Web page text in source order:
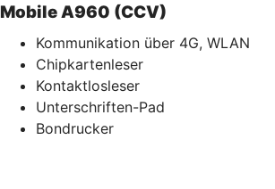
Mobile A960 (CCV)
Kommunikation über 4G, WLAN
Chipkartenleser
Kontaktlosleser
Unterschriften-Pad
Bondrucker